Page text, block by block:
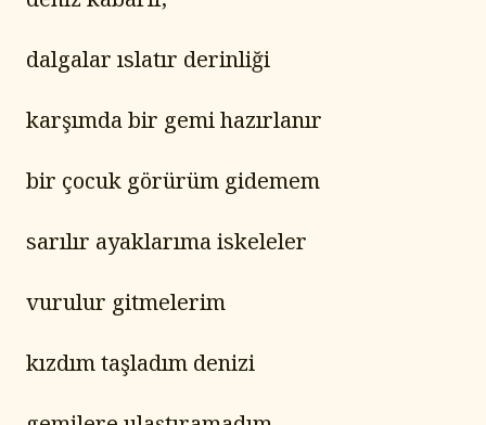
dalgalar ıslatır derinliği
karşımda bir gemi hazırlanır
bir çocuk görürüm gidemem
sarılır ayaklarıma iskeleler
vurulur gitmelerim
kızdım taşladım denizi